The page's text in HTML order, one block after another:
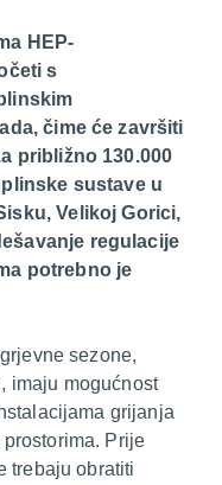
HEP-
s
čime će završiti
približno 130.000
sustave u
Velikoj Gorici,
regulacije
potrebno je
sezone,
imaju mogućnost
grijanja
Prije
trebaju obratiti